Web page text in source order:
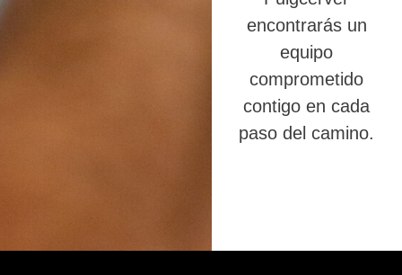
encontrarás un
equipo
comprometido
contigo en cada
paso del camino.